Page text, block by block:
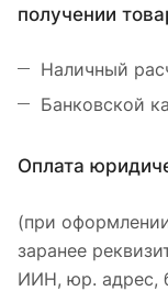
получении
Наличный
Банковской
Оплата
(при
заранее
ИИН, юр. адрес,